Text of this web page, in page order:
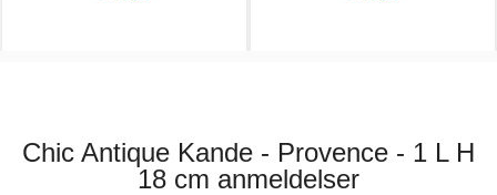
Chic Antique Kande - Provence - 1 L H
18 cm anmeldelser